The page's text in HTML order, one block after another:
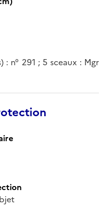
n° 291 ; 5 sceaux : Mgr